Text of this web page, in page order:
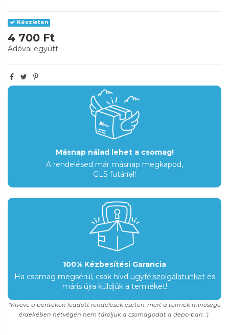
Készleten
4 700 Ft
Adóval együtt
Másnap nálad lehet a csomag!
A rendelésed már másnap megkapod,
GLS futárral!
100% Kézbesítési Garancia
Ha csomag megsérül, csak hívd ügyfélszolgálatunkatés
máris újra küldjük a terméket!
*Kivéve a pénteken leadott rendelések esetén, mert a termék minősége
érdekében hétvégén nem tároljuk a csomagodat a depo-ban. :)